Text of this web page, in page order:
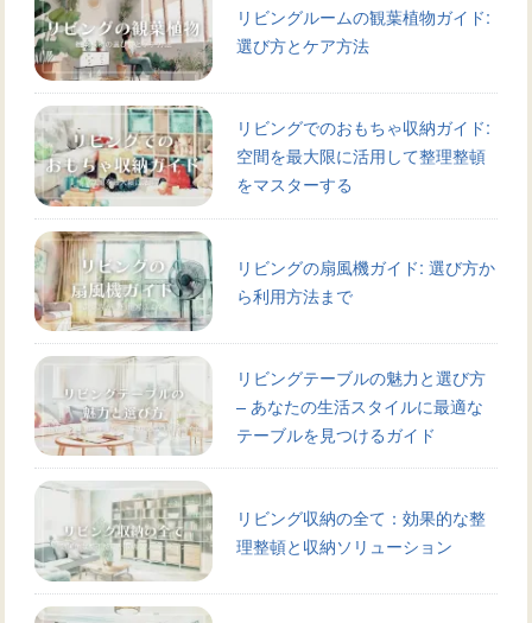
リビングルームの観葉植物ガイド:
選び方とケア方法
リビングでのおもちゃ収納ガイド:
空間を最大限に活用して整理整頓
をマスターする
リビングの扇風機ガイド: 選び方か
ら利用方法まで
リビングテーブルの魅力と選び方
– あなたの生活スタイルに最適な
テーブルを見つけるガイド
リビング収納の全て：効果的な整
理整頓と収納ソリューション